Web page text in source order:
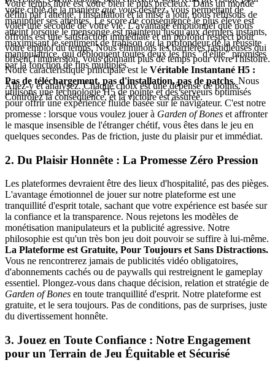
votre cible de la manièreque vousdésirez, vous permettant de
manipuler ses attentes. Le score de conséquence le plus élevé est
atteint lorsque le mensonge est maintenu jusqu'aux derniers instants,
maximisant le sentiment de trahisonoula profondeur de la réussite
manipulatrice, qui débloquent toutes deux les fins "d'élite" promises
par la fonction de fins multiples.
Allez-y et analysez. Chaque choix est une dépense de points.
Contrôlez la conséquence, et la victoire est assurée.
Votre temps libre est votre bien le plus précieux. Dans un monde
défini par l'attente, l'installation et la mise à jour, nous refusons de
voler une seconde de votre vie. L'avantage émotionnel que nous
offrons est une satisfaction immédiate et un profond respect pour
votre emploi du temps. Nous éliminons les barrières fastidieuses qui
brisent l'immersion, vous donnant plus de temps pour vivre l'histoire.
Notre caractéristique principale est le Véritable Instantané H5 :
Pas de téléchargement, pas d'installation, pas de patchs. Nous
utilisons une technologie H5 de pointe et des serveurs optimisés
pour offrir une expérience fluide basée sur le navigateur. C'est notre
promesse : lorsque vous voulez jouer à Garden of Bones et affronter
le masque insensible de l'étranger chétif, vous êtes dans le jeu en
quelques secondes. Pas de friction, juste du plaisir pur et immédiat.
2. Du Plaisir Honnête : La Promesse Zéro Pression
Les plateformes devraient être des lieux d'hospitalité, pas des pièges.
L'avantage émotionnel de jouer sur notre plateforme est une
tranquillité d'esprit totale, sachant que votre expérience est basée sur
la confiance et la transparence. Nous rejetons les modèles de
monétisation manipulateurs et la publicité agressive. Notre
philosophie est qu'un très bon jeu doit pouvoir se suffire à lui-même.
La Plateforme est Gratuite, Pour Toujours et Sans Distractions.
Vous ne rencontrerez jamais de publicités vidéo obligatoires,
d'abonnements cachés ou de paywalls qui restreignent le gameplay
essentiel. Plongez-vous dans chaque décision, relation et stratégie de
Garden of Bones en toute tranquillité d'esprit. Notre plateforme est
gratuite, et le sera toujours. Pas de conditions, pas de surprises, juste
du divertissement honnête.
3. Jouez en Toute Confiance : Notre Engagement
pour un Terrain de Jeu Équitable et Sécurisé